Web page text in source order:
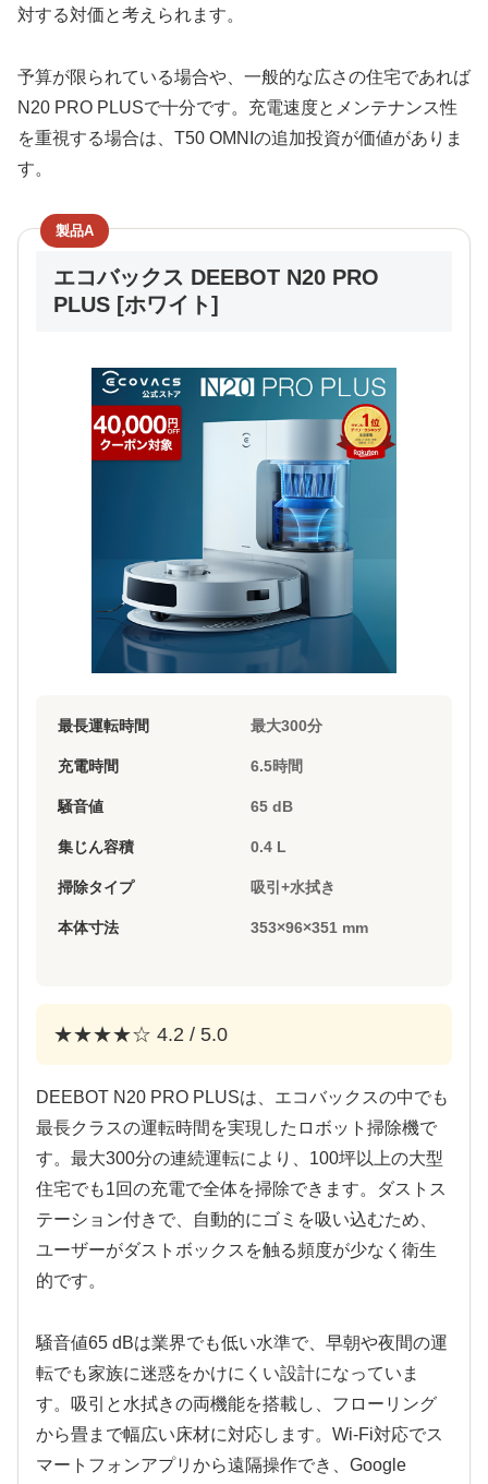
対する対価と考えられます。
予算が限られている場合や、一般的な広さの住宅であれば
N20 PRO PLUSで十分です。充電速度とメンテナンス性
を重視する場合は、T50 OMNIの追加投資が価値がありま
す。
製品A
エコバックス DEEBOT N20 PRO
PLUS [ホワイト]
最長運転時間 最大300分
充電時間 6.5時間
騒音値 65 dB
集じん容積 0.4 L
掃除タイプ 吸引+水拭き
本体寸法 353×96×351 mm
★★★★☆ 4.2 / 5.0
DEEBOT N20 PRO PLUSは、エコバックスの中でも
最長クラスの運転時間を実現したロボット掃除機で
す。最大300分の連続運転により、100坪以上の大型
住宅でも1回の充電で全体を掃除できます。ダストス
テーション付きで、自動的にゴミを吸い込むため、
ユーザーがダストボックスを触る頻度が少なく衛生
的です。
騒音値65 dBは業界でも低い水準で、早朝や夜間の運
転でも家族に迷惑をかけにくい設計になっていま
す。吸引と水拭きの両機能を搭載し、フローリング
から畳まで幅広い床材に対応します。Wi-Fi対応でス
マートフォンアプリから遠隔操作でき、Google